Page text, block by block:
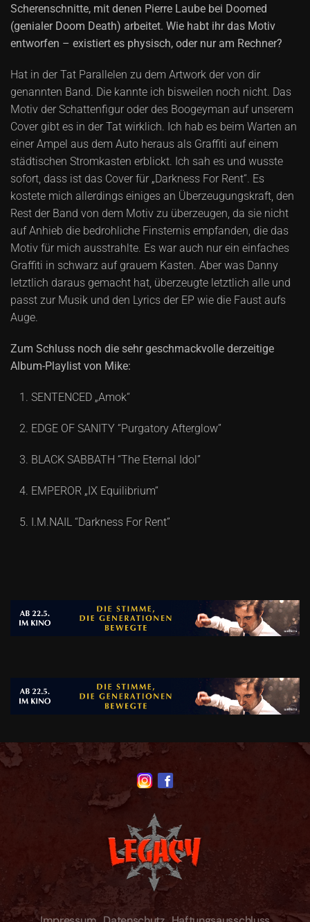
Scherenschnitte, mit denen Pierre Laube bei Doomed
(genialer Doom Death) arbeitet. Wie habt ihr das Motiv
entworfen – existiert es physisch, oder nur am Rechner?
Hat in der Tat Parallelen zu dem Artwork der von dir
genannten Band. Die kannte ich bisweilen noch nicht. Das
Motiv der Schattenfigur oder des Boogeyman auf unserem
Cover gibt es in der Tat wirklich. Ich hab es beim Warten an
einer Ampel aus dem Auto heraus als Graffiti auf einem
städtischen Stromkasten erblickt. Ich sah es und wusste
sofort, dass ist das Cover für „Darkness For Rent“. Es
kostete mich allerdings einiges an Überzeugungskraft, den
Rest der Band von dem Motiv zu überzeugen, da sie nicht
auf Anhieb die bedrohliche Finsternis empfanden, die das
Motiv für mich ausstrahlte. Es war auch nur ein einfaches
Graffiti in schwarz auf grauem Kasten. Aber was Danny
letztlich daraus gemacht hat, überzeugte letztlich alle und
passt zur Musik und den Lyrics der EP wie die Faust aufs
Auge.
Zum Schluss noch die sehr geschmackvolle derzeitige
Album-Playlist von Mike:
SENTENCED „Amok“
EDGE OF SANITY “Purgatory Afterglow”
BLACK SABBATH “The Eternal Idol”
EMPEROR „IX Equilibrium“
I.M.NAIL “Darkness For Rent”